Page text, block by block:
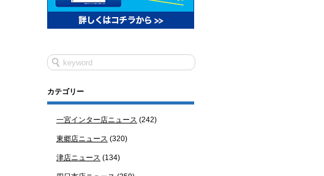
カテゴリー
一宮インター店ニュース (242)
東郷店ニュース (320)
津店ニュース (134)